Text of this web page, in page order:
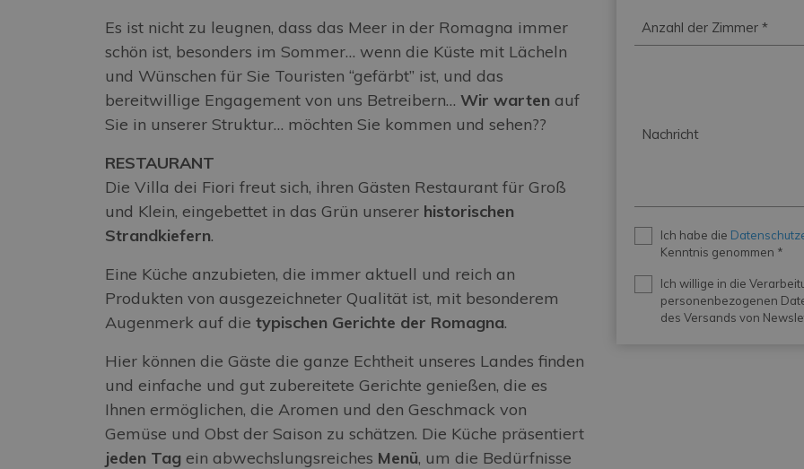
Es ist nicht zu leugnen, dass das Meer in der Romagna immer
schön ist, besonders im Sommer… wenn die Küste mit Lächeln
und Wünschen für Sie Touristen “gefärbt” ist, und das
bereitwillige Engagement von uns Betreibern… Wir warten auf
Sie in unserer Struktur… möchten Sie kommen und sehen??
RESTAURANT
Die Villa dei Fiori freut sich, ihren Gästen Restaurant für Groß
und Klein, eingebettet in das Grün unserer historischen
Strandkiefern.
Eine Küche anzubieten, die immer aktuell und reich an
Produkten von ausgezeichneter Qualität ist, mit besonderem
Augenmerk auf die typischen Gerichte der Romagna.
Hier können die Gäste die ganze Echtheit unseres Landes finden
und einfache und gut zubereitete Gerichte genießen, die es
Ihnen ermöglichen, die Aromen und den Geschmack von
Gemüse und Obst der Saison zu schätzen. Die Küche präsentiert
jeden Tag ein abwechslungsreiches Menü, um die Bedürfnisse
Zimmer
Nachricht
Privacy*
Ich habe die
Kenntnis genommen *
Newsletter
Ich willige in die
personenbezogenen
des Versands von